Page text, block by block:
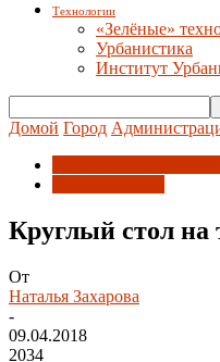
Технологии
«Зелёные»
Урбанистика
Институт
Домой Город
Круглый стол на
От
Наталья Захарова
-
09.04.2018
2034